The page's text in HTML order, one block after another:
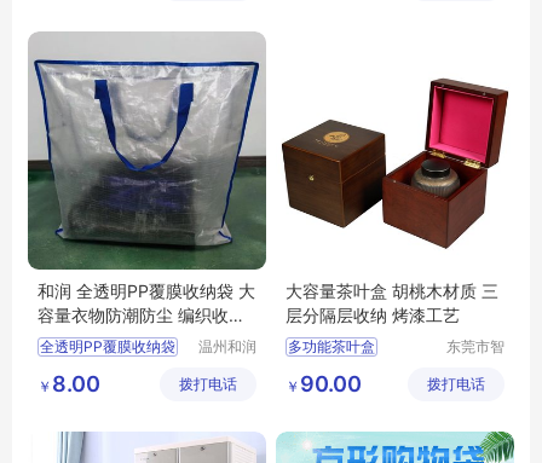
和润 全透明PP覆膜收纳袋 大
容量衣物防潮防尘 编织收纳
包 现货
全透明PP覆膜收纳袋
编织收纳包
温州和润
公司
￥ 8.00 拨打电话
大容量茶叶盒 胡桃木材质 三
层分隔层收纳 烤漆工艺
多功能茶叶盒
茶叶收纳盒
东莞市智
限公司
￥ 90.00 拨打电话